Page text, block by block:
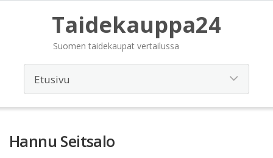
Taidekauppa24
Suomen taidekaupat vertailussa
Hannu Seitsalo